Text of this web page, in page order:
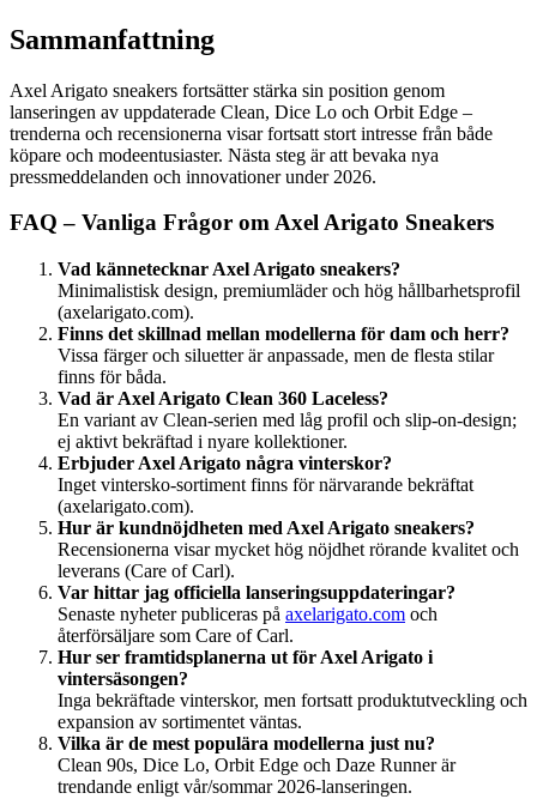
Sammanfattning
Axel Arigato sneakers fortsätter stärka sin position genom
lanseringen av uppdaterade Clean, Dice Lo och Orbit Edge –
trenderna och recensionerna visar fortsatt stort intresse från både
köpare och modeentusiaster. Nästa steg är att bevaka nya
pressmeddelanden och innovationer under 2026.
FAQ – Vanliga Frågor om Axel Arigato Sneakers
Vad kännetecknar Axel Arigato sneakers?
Minimalistisk design, premiumläder och hög hållbarhetsprofil
(axelarigato.com).
Finns det skillnad mellan modellerna för dam och herr?
Vissa färger och siluetter är anpassade, men de flesta stilar
finns för båda.
Vad är Axel Arigato Clean 360 Laceless?
En variant av Clean-serien med låg profil och slip-on-design;
ej aktivt bekräftad i nyare kollektioner.
Erbjuder Axel Arigato några vinterskor?
Inget vintersko-sortiment finns för närvarande bekräftat
(axelarigato.com).
Hur är kundnöjdheten med Axel Arigato sneakers?
Recensionerna visar mycket hög nöjdhet rörande kvalitet och
leverans (Care of Carl).
Var hittar jag officiella lanseringsuppdateringar?
Senaste nyheter publiceras på axelarigato.com och
återförsäljare som Care of Carl.
Hur ser framtidsplanerna ut för Axel Arigato i
vintersäsongen?
Inga bekräftade vinterskor, men fortsatt produktutveckling och
expansion av sortimentet väntas.
Vilka är de mest populära modellerna just nu?
Clean 90s, Dice Lo, Orbit Edge och Daze Runner är
trendande enligt vår/sommar 2026-lanseringen.